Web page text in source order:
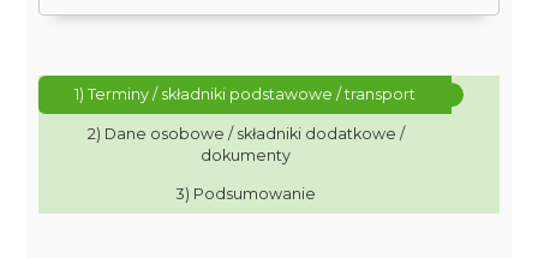
1) Terminy / składniki podstawowe / transport
2) Dane osobowe / składniki dodatkowe /
dokumenty
3) Podsumowanie